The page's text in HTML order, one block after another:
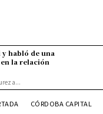
habló de una
la relación
CÓRDOBA CAPITAL